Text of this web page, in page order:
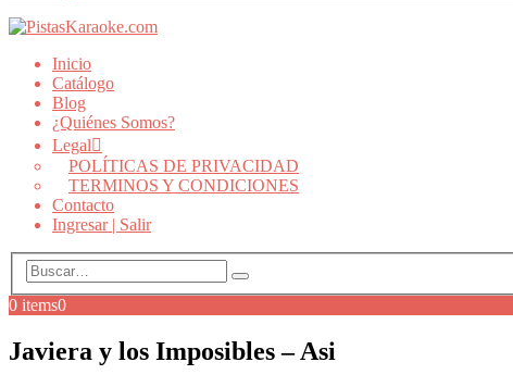
Inicio
Catálogo
Blog
¿Quiénes Somos?
Legal
POLÍTICAS DE PRIVACIDAD
TERMINOS Y CONDICIONES
Contacto
Ingresar | Salir
0 items0
Javiera y los Imposibles – Asi